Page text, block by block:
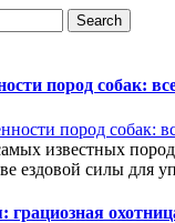
пород собак:
известных
ездовой силы для
грациозная